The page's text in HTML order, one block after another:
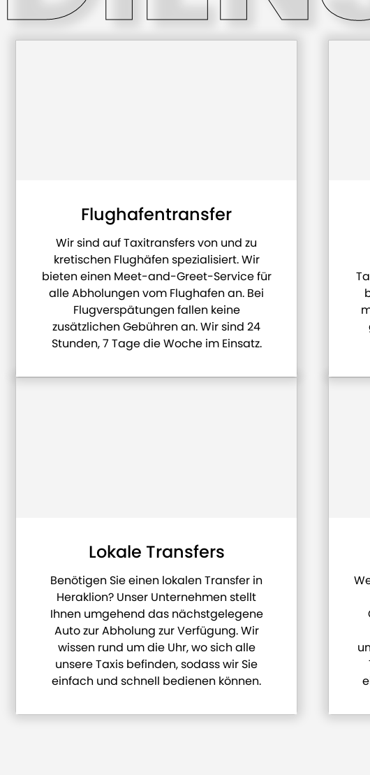
Flughafentransfer
Wir sind auf Taxitransfers von und zu
kretischen Flughäfen spezialisiert. Wir
bieten einen Meet-and-Greet-Service für
alle Abholungen vom Flughafen an. Bei
Flugverspätungen fallen keine
zusätzlichen Gebühren an. Wir sind 24
Stunden, 7 Tage die Woche im Einsatz.
Lokale Transfers
Benötigen Sie einen lokalen Transfer in
Heraklion? Unser Unternehmen stellt
Ihnen umgehend das nächstgelegene
Auto zur Abholung zur Verfügung. Wir
wissen rund um die Uhr, wo sich alle
unsere Taxis befinden, sodass wir Sie
einfach und schnell bedienen können.